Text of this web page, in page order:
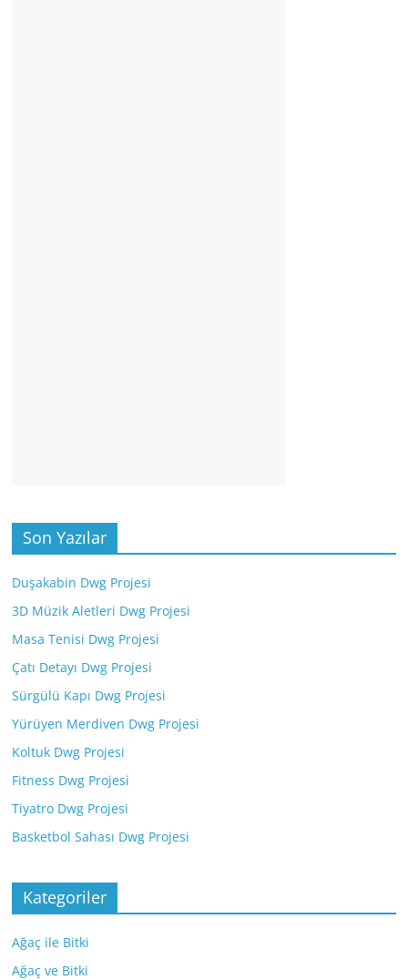
Son Yazılar
Duşakabin Dwg Projesi
3D Müzik Aletleri Dwg Projesi
Masa Tenisi Dwg Projesi
Çatı Detayı Dwg Projesi
Sürgülü Kapı Dwg Projesi
Yürüyen Merdiven Dwg Projesi
Koltuk Dwg Projesi
Fitness Dwg Projesi
Tiyatro Dwg Projesi
Basketbol Sahası Dwg Projesi
Kategoriler
Ağaç ile Bitki
Ağaç ve Bitki